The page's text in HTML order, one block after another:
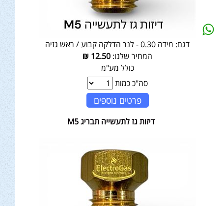
דגם: מידה 0.30 - לנר הדלקה קבוע / ראש גזיה
המחיר שלנו: 12.50
₪
כולל מע"מ
סה"כ כמות
פרטים נוספים
דיזות גז לתעשייה תבריג M5